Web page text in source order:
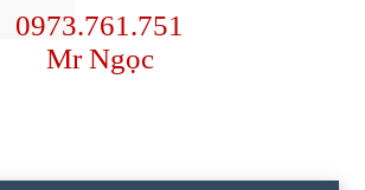
0973.761.751
Mr Ngọc